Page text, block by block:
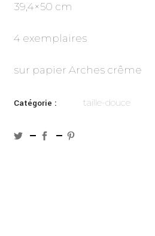
39,4×50 cm
4 exemplaires
sur papier Arches crême
Catégorie : taille-douce